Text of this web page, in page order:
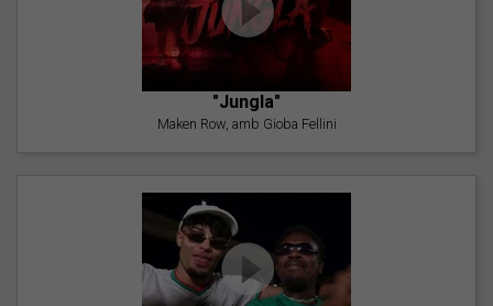
"Jungla"
Maken Row, amb Gioba Fellini